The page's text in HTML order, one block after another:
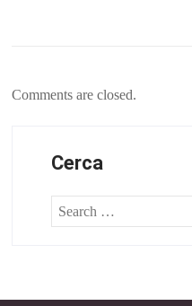
Comments are closed.
Cerca